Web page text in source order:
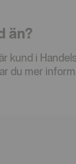
än?
kund i
du mer